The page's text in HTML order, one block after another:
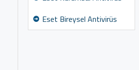
Eset Bireysel Antivirüs